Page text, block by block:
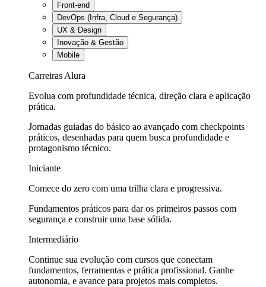
Front-end
DevOps (Infra, Cloud e Segurança)
UX & Design
Inovação & Gestão
Mobile
Carreiras Alura
Evolua com profundidade técnica, direção clara e aplicação
prática.
Jornadas guiadas do básico ao avançado com checkpoints
práticos, desenhadas para quem busca profundidade e
protagonismo técnico.
Iniciante
Comece do zero com uma trilha clara e progressiva.
Fundamentos práticos para dar os primeiros passos com
segurança e construir uma base sólida.
Intermediário
Continue sua evolução com cursos que conectam
fundamentos, ferramentas e prática profissional. Ganhe
autonomia, e avance para projetos mais completos.